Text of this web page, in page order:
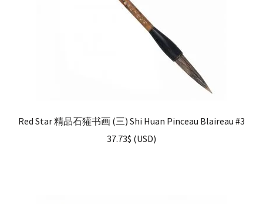
Red Star 精品石獾书画 (三) Shi Huan Pinceau Blaireau #3
37.73$ (USD)